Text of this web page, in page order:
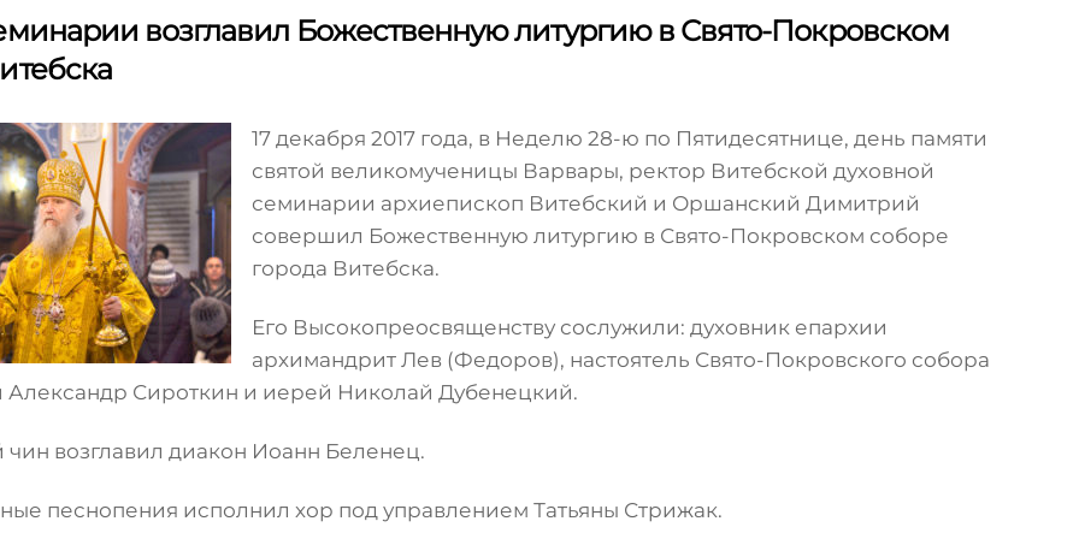
возглавил Божественную литургию в Свято-Покровском
17 декабря 2017 года, в Неделю 28-ю по Пятидесятнице, день памяти
святой великомученицы Варвары, ректор Витебской духовной
семинарии архиепископ Витебский и Оршанский Димитрий
совершил Божественную литургию в Свято-Покровском соборе
города Витебска.
Его Высокопреосвященству сослужили: духовник епархии
архимандрит Лев (Федоров), настоятель Свято-Покровского собора
Александр Сироткин и иерей Николай Дубенецкий.
возглавил диакон Иоанн Беленец.
песнопения исполнил хор под управлением Татьяны Стрижак.